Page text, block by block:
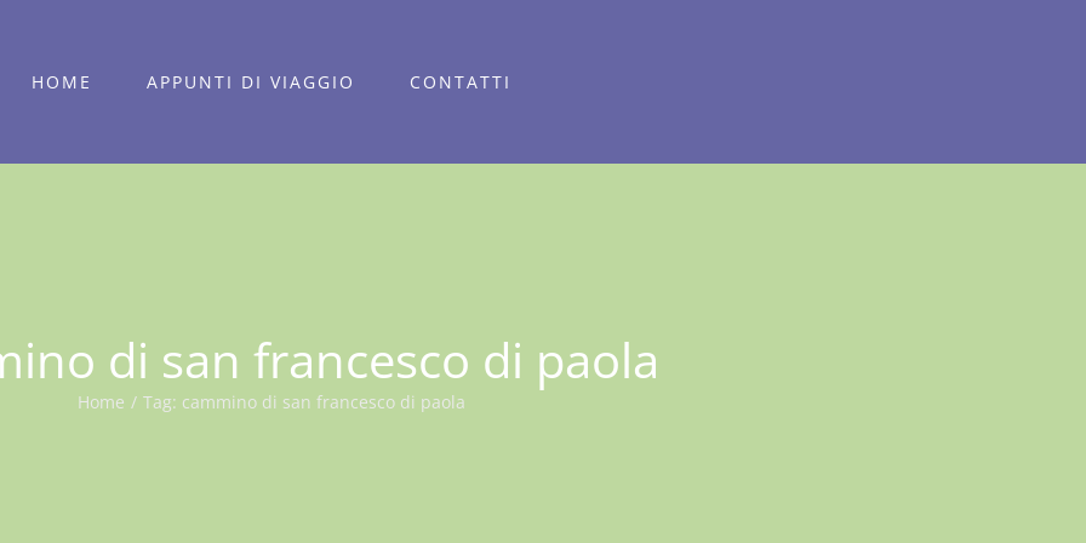
HOME APPUNTI DI VIAGGIO CONTATTI
di san francesco di paola
Home / Tag: cammino di san francesco di paola